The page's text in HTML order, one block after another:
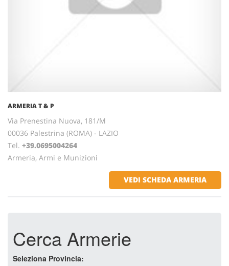
ARMERIA T & P
Via Prenestina Nuova, 181/M
00036 Palestrina (ROMA) - LAZIO
Tel. +39.0695004264
Armeria, Armi e Munizioni
VEDI SCHEDA ARMERIA
Cerca Armerie
Seleziona Provincia: